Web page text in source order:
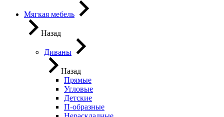
Мягкая мебель
Назад
Диваны
Назад
Прямые
Угловые
Детские
П-образные